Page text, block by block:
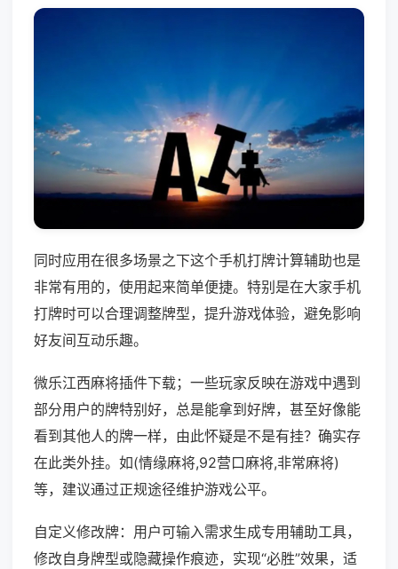
同时应用在很多场景之下这个手机打牌计算辅助也是
非常有用的，使用起来简单便捷。特别是在大家手机
打牌时可以合理调整牌型，提升游戏体验，避免影响
好友间互动乐趣。
微乐江西麻将插件下载；一些玩家反映在游戏中遇到
部分用户的牌特别好，总是能拿到好牌，甚至好像能
看到其他人的牌一样，由此怀疑是不是有挂？确实存
在此类外挂。如(情缘麻将,92营口麻将,非常麻将)
等，建议通过正规途径维护游戏公平。
自定义修改牌：用户可输入需求生成专用辅助工具，
修改自身牌型或隐藏操作痕迹，实现“必胜”效果，适